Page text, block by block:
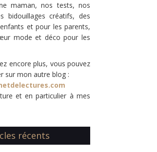
maman, nos tests, nos
bidouillages créatifs, des
et pour les parents,
mode et déco pour les
encore plus, vous pouvez
sur mon autre blog :
et en particulier à mes
récents